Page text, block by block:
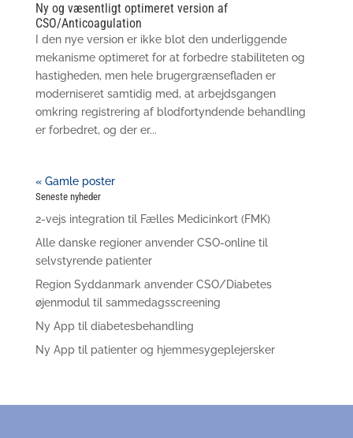
Ny og væsentligt optimeret version af
CSO/Anticoagulation
I den nye version er ikke blot den underliggende
mekanisme optimeret for at forbedre stabiliteten og
hastigheden, men hele brugergrænsefladen er
moderniseret samtidig med, at arbejdsgangen
omkring registrering af blodfortyndende behandling
er forbedret, og der er...
« Gamle poster
Seneste nyheder
2-vejs integration til Fælles Medicinkort (FMK)
Alle danske regioner anvender CSO-online til
selvstyrende patienter
Region Syddanmark anvender CSO/Diabetes
øjenmodul til sammedagsscreening
Ny App til diabetesbehandling
Ny App til patienter og hjemmesygeplejersker